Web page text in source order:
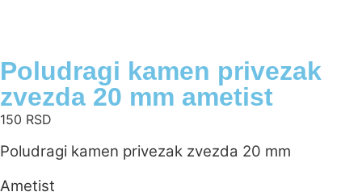
Poludragi kamen privezak
zvezda 20 mm ametist
150 RSD
Poludragi kamen privezak zvezda 20 mm
Ametist